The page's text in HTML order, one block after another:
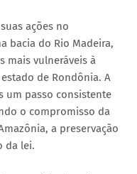
ações no
bacia do Rio Madeira,
mais vulneráveis à
de Rondônia. A
um passo consistente
o compromisso da
a preservação
da lei.